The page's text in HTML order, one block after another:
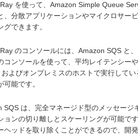
を使って、Amazon Simple Queue
、分散アプリケーションやマイクロサー
グできます。
のコンソールには、Amazon SQS と
コンソールを使って、平均レイテンシー
よびオンプレミスのホストで実行して
可能です。
SQS は、完全マネージド型のメッセー
ョンの切り離しとスケーリングが可能で
ヘッドを取り除くことができるので、開